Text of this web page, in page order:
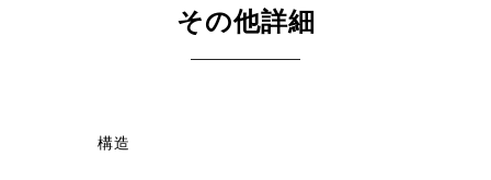
その他詳細
構造